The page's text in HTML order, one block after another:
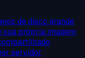
de disco grande
sua própria imagem
servidor